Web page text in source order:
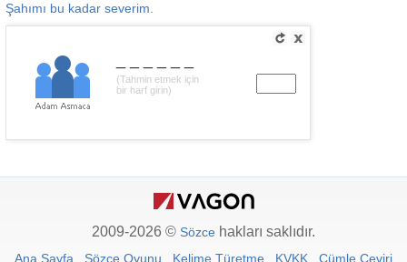
Şahımı bu kadar severim.
(Tahmin etmek için
bir harf girin)
2009-2026 © Sözce hakları saklıdır.
Ana Sayfa Sözce Oyunu Kelime Türetme KVKK Cümle Çeviri